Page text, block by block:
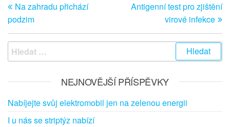
Na zahradu přichází
podzim
Antigenní test pro zjištění
virové infekce
Vyhledávání
NEJNOVĚJŠÍ PŘÍSPĚVKY
Nabíjejte svůj elektromobil jen na zelenou energii
I u nás se striptýz nabízí